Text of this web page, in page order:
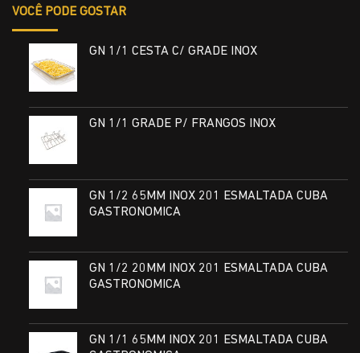
VOCÊ PODE GOSTAR
GN 1/1 CESTA C/ GRADE INOX
GN 1/1 GRADE P/ FRANGOS INOX
GN 1/2 65MM INOX 201 ESMALTADA CUBA
GASTRONOMICA
GN 1/2 20MM INOX 201 ESMALTADA CUBA
GASTRONOMICA
GN 1/1 65MM INOX 201 ESMALTADA CUBA